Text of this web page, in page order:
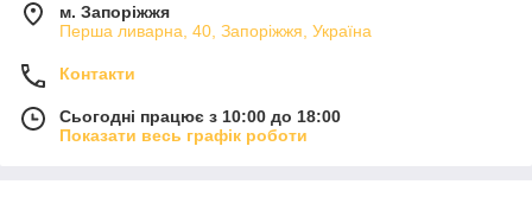
м. Запоріжжя
Перша ливарна, 40, Запоріжжя, Україна
Контакти
Сьогодні працює з 10:00 до 18:00
Показати весь графік роботи